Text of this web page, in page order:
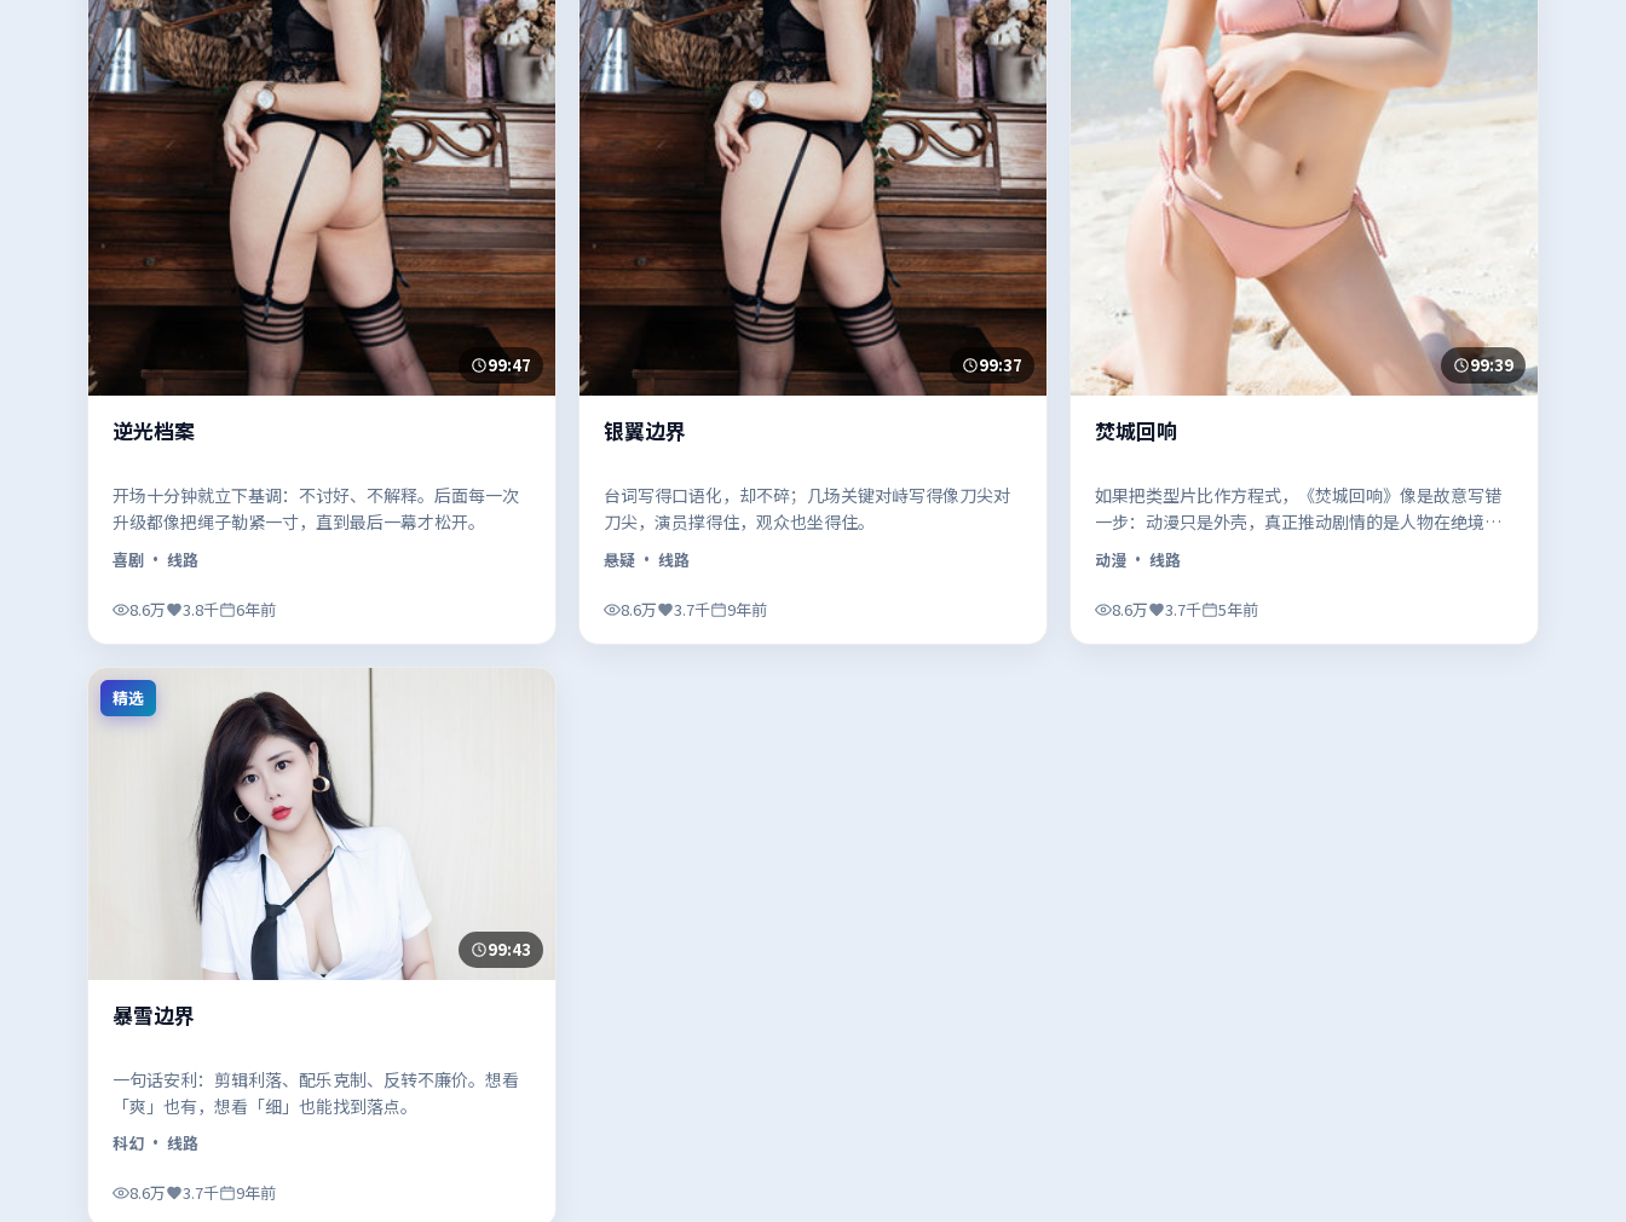
99:47
逆光档案
开场十分钟就立下基调：不讨好、不解释。后面每一次
升级都像把绳子勒紧一寸，直到最后一幕才松开。
喜剧 · 线路
8.6万 3.8千 6年前
99:37
银翼边界
台词写得口语化，却不碎；几场关键对峙写得像刀尖对
刀尖，演员撑得住，观众也坐得住。
悬疑 · 线路
8.6万 3.7千 9年前
99:39
焚城回响
如果把类型片比作方程式，《焚城回响》像是故意写错
一步：动漫只是外壳，真正推动剧情的是人物在绝境里
的选择。
动漫 · 线路
8.6万 3.7千 5年前
精选
99:43
暴雪边界
一句话安利：剪辑利落、配乐克制、反转不廉价。想看
「爽」也有，想看「细」也能找到落点。
科幻 · 线路
8.6万 3.7千 9年前